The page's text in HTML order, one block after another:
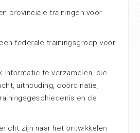
provinciale trainingen voor
federale trainingsgroep voor
te verzamelen, die
uithouding, coördinatie,
en de
zijn naar het ontwikkelen